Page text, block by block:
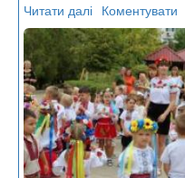
Читати далі про
Дошкільний
навчальний
заклад
(ясла
-
садок)
"Горобинка"
№14
Коментувати